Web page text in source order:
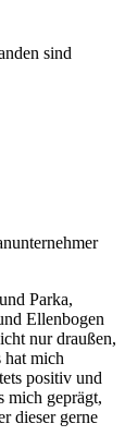
sind
Parka,
Ellenbogen
nur draußen,
hat mich
positiv und
mich geprägt,
dieser gerne